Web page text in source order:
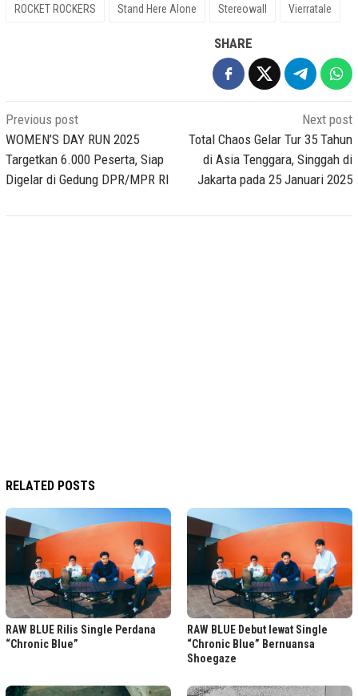
ROCKET ROCKERS Stand Here Alone Stereowall Vierratale
SHARE
Post
navigation
Previous post
WOMEN’S DAY RUN 2025
Targetkan 6.000 Peserta, Siap
Digelar di Gedung DPR/MPR RI
Next post
Total Chaos Gelar Tur 35 Tahun
di Asia Tenggara, Singgah di
Jakarta pada 25 Januari 2025
RELATED POSTS
RAW BLUE Rilis Single Perdana
“Chronic Blue”
RAW BLUE Debut lewat Single
“Chronic Blue” Bernuansa
Shoegaze